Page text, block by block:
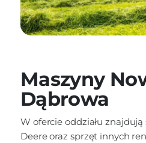
Maszyny
Dąbrowa
W ofercie oddziału
Deere oraz sprzęt innych